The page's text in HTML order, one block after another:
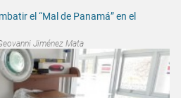
el “Mal de Panamá” en el
Jiménez Mata